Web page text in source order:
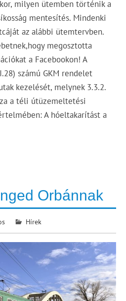
milyen ütemben történik a
mentesítés. Mindenki
az alábbi ütemtervben.
megosztotta
a Facebookon! A
számú GKM rendelet
kezelését, melynek 3.3.2.
a téli útüzemeltetési
A hóeltakarítást a
Orbánnak
Hírek